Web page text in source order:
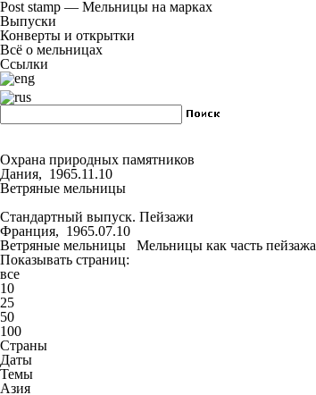
Post stamp — Мельницы на марках
Выпуски
Конверты и открытки
Всё о мельницах
Ссылки
Охрана природных памятников
Дания, 1965.11.10
Ветряные мельницы
Стандартный выпуск. Пейзажи
Франция, 1965.07.10
Ветряные мельницы
Мельницы как часть пейзажа
Показывать страниц:
все
10
25
50
100
Страны
Даты
Темы
Азия